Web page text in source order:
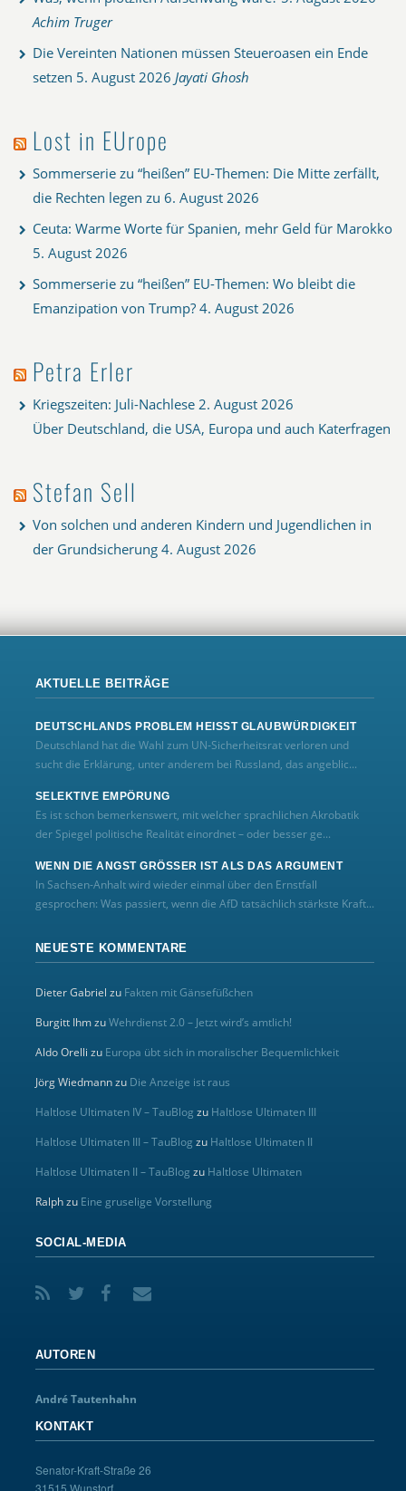
Achim Truger
Die Vereinten Nationen müssen Steueroasen ein Ende
setzen 5. August 2026 Jayati Ghosh
Lost in EUrope
Sommerserie zu “heißen” EU-Themen: Die Mitte zerfällt,
die Rechten legen zu 6. August 2026
Ceuta: Warme Worte für Spanien, mehr Geld für Marokko
5. August 2026
Sommerserie zu “heißen” EU-Themen: Wo bleibt die
Emanzipation von Trump? 4. August 2026
Petra Erler
Kriegszeiten: Juli-Nachlese 2. August 2026
Über Deutschland, die USA, Europa und auch Katerfragen
Stefan Sell
Von solchen und anderen Kindern und Jugendlichen in
der Grundsicherung 4. August 2026
AKTUELLE BEITRÄGE
DEUTSCHLANDS PROBLEM HEISST GLAUBWÜRDIGKEIT
Deutschland hat die Wahl zum UN‑Sicherheitsrat verloren und
sucht die Erklärung, unter anderem bei Russland, das angeblic...
SELEKTIVE EMPÖRUNG
Es ist schon bemerkenswert, mit welcher sprachlichen Akrobatik
der Spiegel politische Realität einordnet – oder besser ge...
WENN DIE ANGST GRÖSSER IST ALS DAS ARGUMENT
In Sachsen-Anhalt wird wieder einmal über den Ernstfall
gesprochen: Was passiert, wenn die AfD tatsächlich stärkste Kraft...
NEUESTE KOMMENTARE
Dieter Gabriel zu Fakten mit Gänsefüßchen
Burgitt IhmzuWehrdienst 2.0 – Jetzt wird’s amtlich!
Aldo Orelli zu Europa übt sich in moralischer Bequemlichkeit
Jörg Wiedmannzu Die Anzeige ist raus
Haltlose Ultimaten IV – TauBlog zu Haltlose Ultimaten III
Haltlose Ultimaten III – TauBlog zu Haltlose Ultimaten II
Haltlose Ultimaten II – TauBlog zu Haltlose Ultimaten
Ralphzu Eine gruselige Vorstellung
SOCIAL-MEDIA
AUTOREN
André Tautenhahn
KONTAKT
Senator-Kraft-Straße 26
31515 Wunstorf